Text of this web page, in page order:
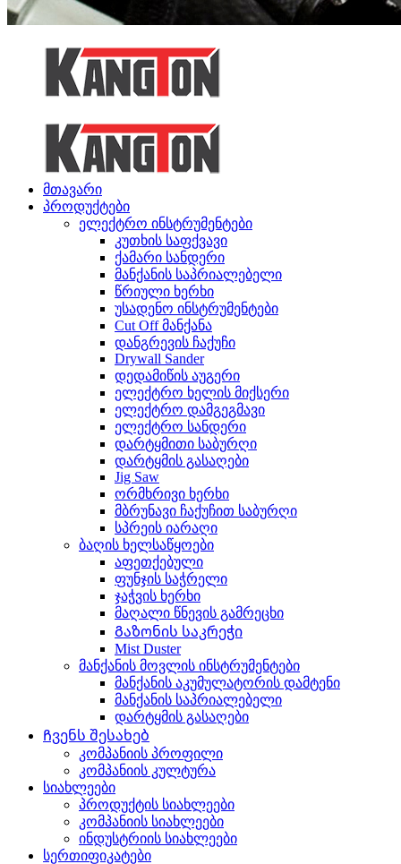
მთავარი
პროდუქტები
ელექტრო ინსტრუმენტები
კუთხის საფქვავი
ქამარი სანდერი
მანქანის საპრიალებელი
წრიული ხერხი
უსადენო ინსტრუმენტები
Cut Off მანქანა
დანგრევის ჩაქუჩი
Drywall Sander
დედამიწის აუგერი
ელექტრო ხელის მიქსერი
ელექტრო დამგეგმავი
ელექტრო სანდერი
დარტყმითი საბურღი
დარტყმის გასაღები
Jig Saw
ორმხრივი ხერხი
მბრუნავი ჩაქუჩით საბურღი
სპრეის იარაღი
ბაღის ხელსაწყოები
აფეთქებული
ფუნჯის საჭრელი
ჯაჭვის ხერხი
მაღალი წნევის გამრეცხი
Გაზონის საკრეჭი
Mist Duster
მანქანის მოვლის ინსტრუმენტები
მანქანის აკუმულატორის დამტენი
მანქანის საპრიალებელი
დარტყმის გასაღები
Ჩვენს შესახებ
კომპანიის პროფილი
კომპანიის კულტურა
სიახლეები
პროდუქტის სიახლეები
კომპანიის სიახლეები
ინდუსტრიის სიახლეები
სერთიფიკატები